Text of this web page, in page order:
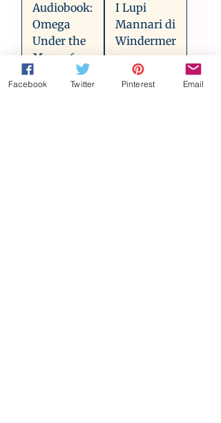
Audiobook:
Omega
Under the
Moon: 6
months
later
I Lupi
Mannari di
Windermer
e
Prezzo
16,97 €
Facebook Twitter Pinterest Email